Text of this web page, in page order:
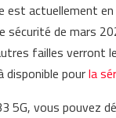
est actuellement
sécurité de mars
failles verront
disponible pourla
5G, vous pouvez